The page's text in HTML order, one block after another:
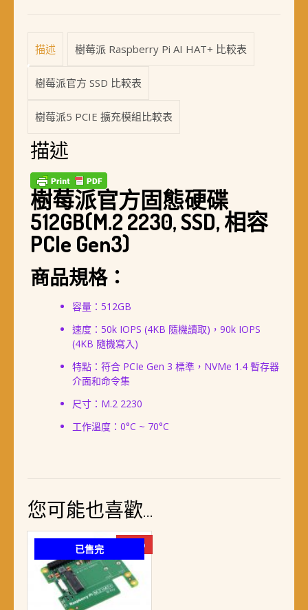
描述 樹莓派 Raspberry Pi AI HAT+ 比較表
樹莓派官方 SSD 比較表
樹莓派5 PCIE 擴充模組比較表
描述
樹莓派官方固態硬碟
512GB(M.2 2230, SSD, 相容
PCIe Gen3)
商品規格：
容量：512GB
速度：50k IOPS (4KB 隨機讀取)，90k IOPS
(4KB 隨機寫入)
特點：符合 PCIe Gen 3 標準，NVMe 1.4 暫存器
介面和命令集
尺寸：M.2 2230
工作溫度：0°C ~ 70°C
您可能也喜歡…
已售完 -10%